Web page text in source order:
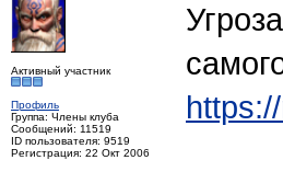
Активный участник
Профиль
Группа: Члены клуба
Сообщений: 11519
ID пользователя: 9519
Регистрация: 22 Окт 2006